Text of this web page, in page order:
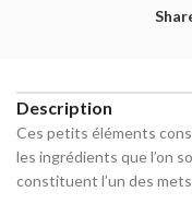
Description
Ces petits éléments
les ingrédients que l’on
constituent l’un des